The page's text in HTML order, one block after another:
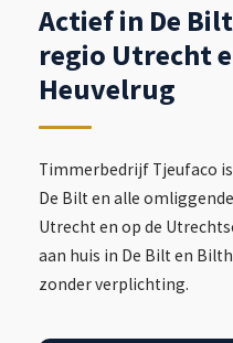
Actief in De
regio Utrecht
Heuvelrug
Timmerbedrijf Tjeufaco
De Bilt en alle
Utrecht en op de
aan huis in De Bilt en
zonder verplichting.